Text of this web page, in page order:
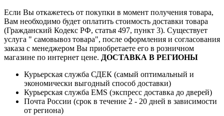
Если Вы откажетесь от покупки в момент получения товара,
Вам необходимо будет оплатить стоимость доставки товара
(Гражданский Кодекс РФ, статья 497, пункт 3). Существует
услуга " самовывоз товара", после оформления и согласования
заказа с менеджером Вы приобретаете его в розничном
магазине по интернет цене. ДОСТАВКА В РЕГИОНЫ
Курьерская служба СДЕК (самый оптимальный и
экономически выгодный способ доставки)
Курьерская служба EMS (экспресс доставка до дверей)
Почта России (срок в течение 2 - 20 дней в зависимости
от региона)